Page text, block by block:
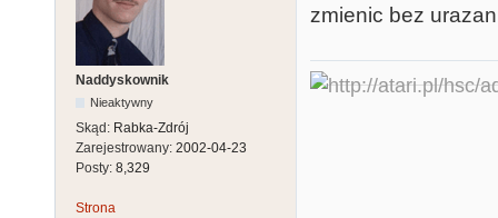
Naddyskownik
Nieaktywny
Skąd: Rabka-Zdrój
Zarejestrowany: 2002-04-23
Posty: 8,329
zmienic bez
Strona